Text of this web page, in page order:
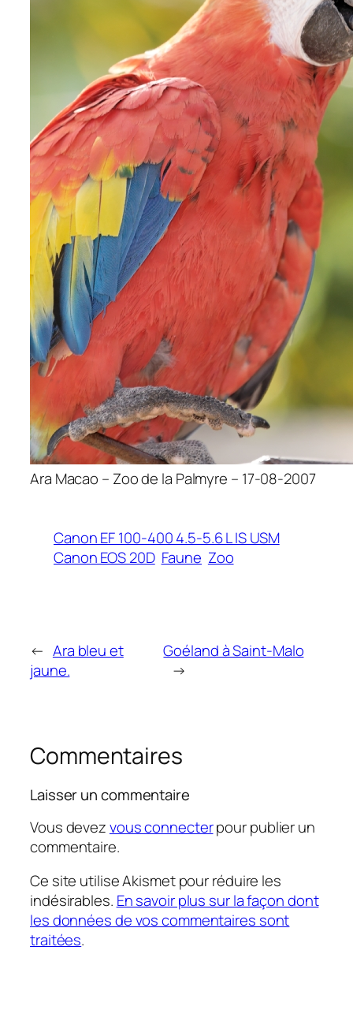
Ara Macao – Zoo de la Palmyre – 17-08-2007
Canon EF 100-400 4.5-5.6 L IS USM
Canon EOS 20D Faune Zoo
← Ara bleu et
jaune.
Goéland à Saint-Malo
→
Commentaires
Laisser un commentaire
Vous devezvous connecterpour publier un
commentaire.
Ce site utilise Akismet pour réduire les
indésirables. En savoir plus sur la façon dont
les données de vos commentaires sont
traitées.